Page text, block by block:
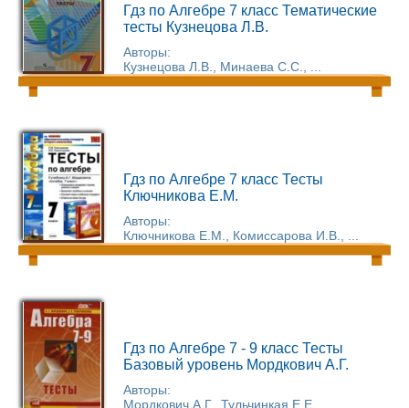
Гдз по Алгебре 7 класс Тематические
тесты Кузнецова Л.В.
Авторы:
Кузнецова Л.В., Минаева С.С., ...
Гдз по Алгебре 7 класс Тесты
Ключникова Е.М.
Авторы:
Ключникова Е.М., Комиссарова И.В., ...
Гдз по Алгебре 7 - 9 класс Тесты
Базовый уровень Мордкович А.Г.
Авторы:
Мордкович А.Г., Тульчинкая Е.Е., ...